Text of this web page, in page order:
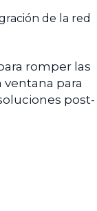
de la red
romper las
para
post-